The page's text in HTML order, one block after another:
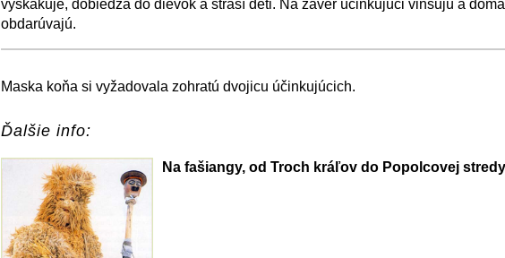
vyskakuje, dobiedza do dievok a straší deti. Na záver účinkujúci vinšujú a
obdarúvajú.
+ − ⛶
Maska koňa si vyžadovala zohratú dvojicu účinkujúcich.
Ďalšie info:
Na fašiangy, od Troch kráľov do Popolcovej